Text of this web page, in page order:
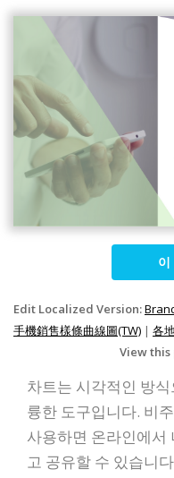
Edit Localized Version:
手機銷售樣條曲線圖(TW) | 各
View this
차트는 시각적인 방
륭한 도구입니다. 비
사용하면 온라인에서
고 공유할 수 있습니